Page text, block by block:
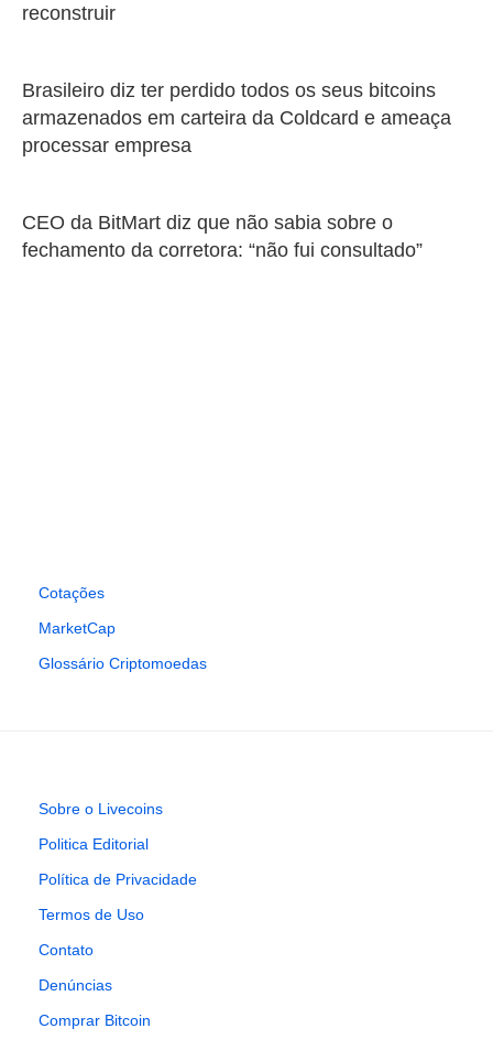
reconstruir
Brasileiro diz ter perdido todos os seus bitcoins
armazenados em carteira da Coldcard e ameaça
processar empresa
CEO da BitMart diz que não sabia sobre o
fechamento da corretora: “não fui consultado”
Cotações
MarketCap
Glossário Criptomoedas
Sobre o Livecoins
Politica Editorial
Política de Privacidade
Termos de Uso
Contato
Denúncias
Comprar Bitcoin